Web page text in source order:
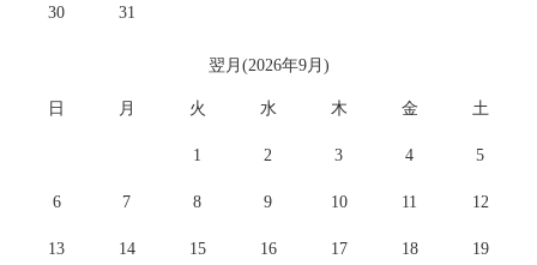
30 31
翌月(2026年9月)
日 月 火 水 木 金 土
1 2 3 4 5
6 7 8 9 10 11 12
13 14 15 16 17 18 19